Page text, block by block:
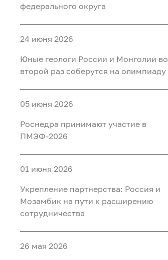
федерального округа
24 июня 2026
Юные геологи России и Монголии во
второй раз соберутся на олимпиаду
05 июня 2026
Роснедра принимают участие в
ПМЭФ-2026
01 июня 2026
Укрепление партнерства: Россия и
Мозамбик на пути к расширению
сотрудничества
26 мая 2026